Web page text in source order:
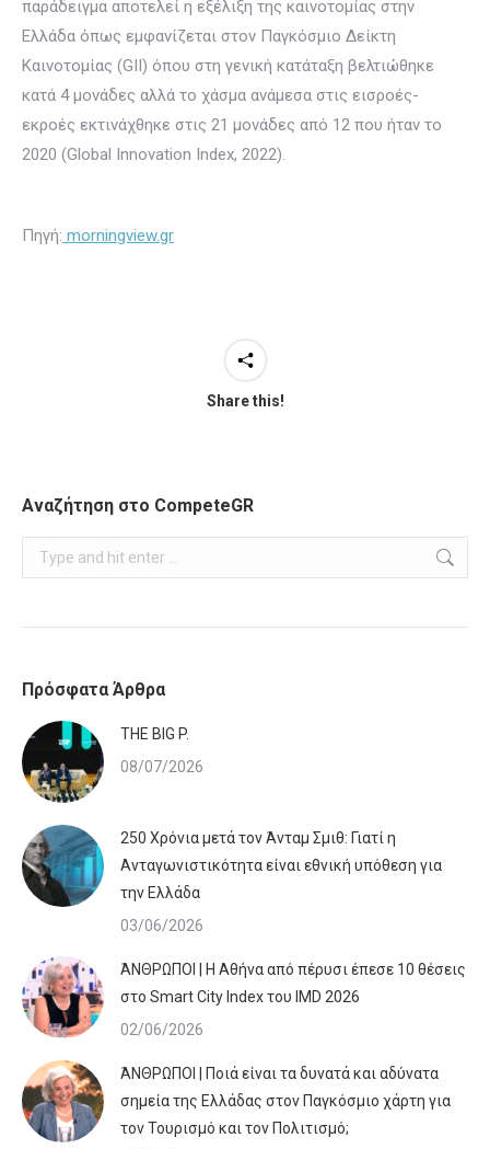
παράδειγμα αποτελεί η εξέλιξη της καινοτομίας στην
Ελλάδα όπως εμφανίζεται στον Παγκόσμιο Δείκτη
Καινοτομίας (GII) όπου στη γενική κατάταξη βελτιώθηκε
κατά 4 μονάδες αλλά το χάσμα ανάμεσα στις εισροές-
εκροές εκτινάχθηκε στις 21 μονάδες από 12 που ήταν το
2020 (Global Innovation Index, 2022).
Πηγή: morningview.gr
Share this!
Αναζήτηση στο CompeteGR
Search:
Πρόσφατα Άρθρα
ΤHE BIG P.
08/07/2026
250 Χρόνια μετά τον Άνταμ Σμιθ: Γιατί η
Ανταγωνιστικότητα είναι εθνική υπόθεση για
την Ελλάδα
03/06/2026
ΆΝΘΡΩΠΟΙ | Η Αθήνα από πέρυσι έπεσε 10 θέσεις
στο Smart City Index του IMD 2026
02/06/2026
ΆΝΘΡΩΠΟΙ | Ποιά είναι τα δυνατά και αδύνατα
σημεία της Ελλάδας στον Παγκόσμιο χάρτη για
τον Τουρισμό και τον Πολιτισμό;